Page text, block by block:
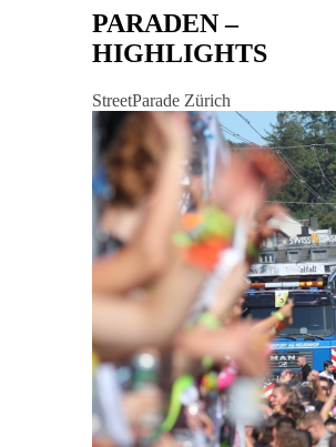
PARADEN –
HIGHLIGHTS
StreetParade Zürich